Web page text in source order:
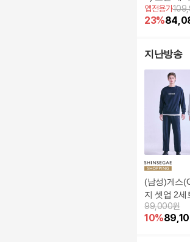
트(여성)
앱전용가
23%
지난방송
(남성)게스
지 셋업 2세
99,000원
10%